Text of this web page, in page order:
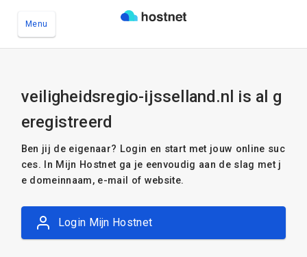
Menu
veiligheidsregio-ijsselland.nl is al g
eregistreerd
Ben jij de eigenaar? Login en start met jouw online suc
ces. In Mijn Hostnet ga je eenvoudig aan de slag met j
e domeinnaam, e-mail of website.
Login Mijn Hostnet